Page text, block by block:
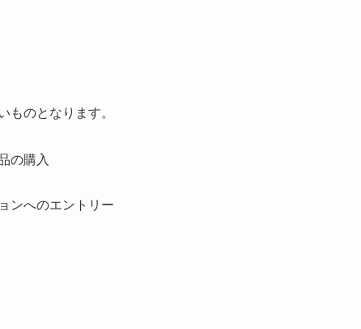
ものとなります。
の購入
ンへのエントリー